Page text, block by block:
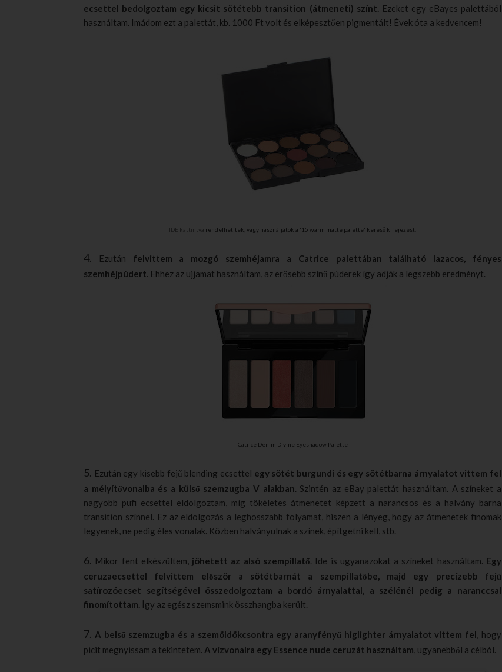
ecsettel bedolgoztam egy kicsit sötétebb transition (átmeneti) színt. Ezeket egy eBayes palettából
használtam. Imádom ezt a palettát, kb. 1000 Ft volt és elképesztően pigmentált! Évek óta a kedvencem!
IDE kattintva rendelhetitek, vagy használjátok a '15 warm matte palette' kereső kifejezést.
4. Ezután felvittem a mozgó szemhéjamra a Catrice palettában található lazacos, fényes
szemhéjpúdert. Ehhez az ujjamat használtam, az erősebb színű púderek így adják a legszebb eredményt.
Catrice Denim Divine Eyeshadow Palette
5. Ezután egy kisebb fejű blending ecsettel egy sötét burgundi és egy sötétbarna árnyalatot vittem fel
a mélyítővonalba és a külső szemzugba V alakban. Szintén az eBay palettát használtam. A színeket a
nagyobb pufi ecsettel eldolgoztam, míg tökéletes átmenetet képzett a narancsos és a halvány barna
transition színnel. Ez az eldolgozás a leghosszabb folyamat, hiszen a lényeg, hogy az átmenetek finomak
legyenek, ne pedig éles vonalak. Közben halványulnak a színek, építgetni kell, stb.
6. Mikor fent elkészültem, jöhetett az alsó szempillatő. Ide is ugyanazokat a színeket használtam. Egy
ceruzaecsettel felvittem először a sötétbarnát a szempillatőbe, majd egy precízebb fejű
satírozóecset segítségével összedolgoztam a bordó árnyalattal, a szélénél pedig a naranccsal
finomítottam. Így az egész szemsmink összhangba került.
7. A belső szemzugba és a szemöldökcsontra egy aranyfényű higlighter árnyalatot vittem fel, hogy
picit megnyissam a tekintetem. A vízvonalra egy Essence nude ceruzát használtam, ugyanebből a célból.